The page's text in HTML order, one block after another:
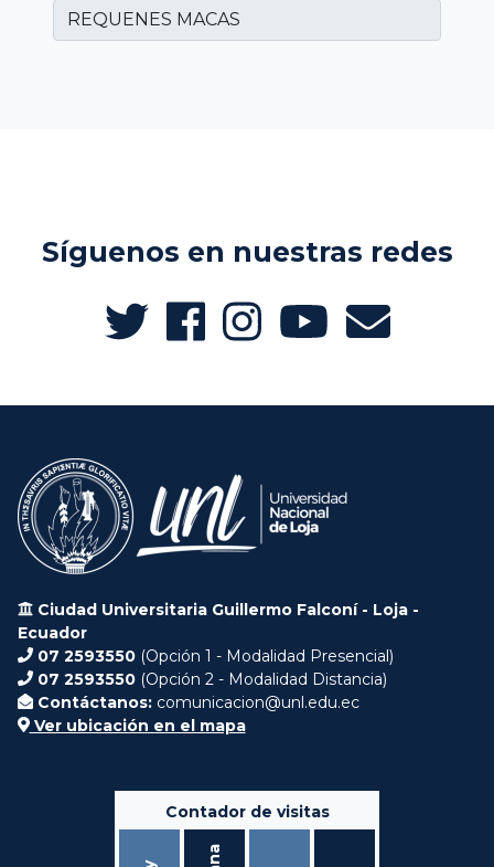
Síguenos en nuestras redes
Ciudad Universitaria Guillermo Falconí - Loja -
Ecuador
07 2593550 (Opción 1 - Modalidad Presencial)
07 2593550 (Opción 2 - Modalidad Distancia)
Contáctanos: comunicacion@unl.edu.ec
Ver ubicación en el mapa
Contador de visitas